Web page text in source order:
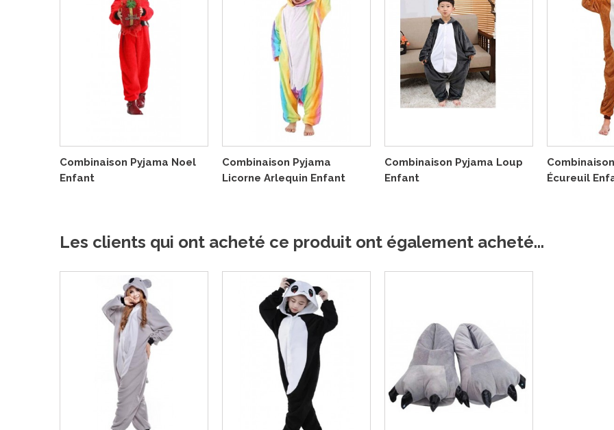
Combinaison Pyjama Noel
Enfant
Combinaison Pyjama
Licorne Arlequin Enfant
Combinaison Pyjama Loup
Enfant
Écureuil
Les clients qui ont acheté ce produit ont également acheté...